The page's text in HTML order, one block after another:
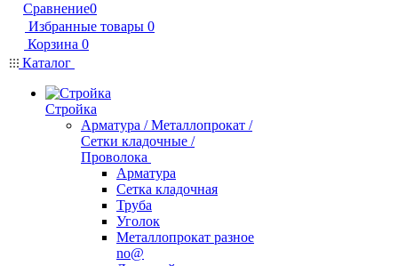
Сравнение0
Избранные товары 0
Корзина 0
Каталог
Стройка
Арматура / Металлопрокат /
Сетки кладочные /
Проволока
Арматура
Сетка кладочная
Труба
Уголок
Металлопрокат разное
no@